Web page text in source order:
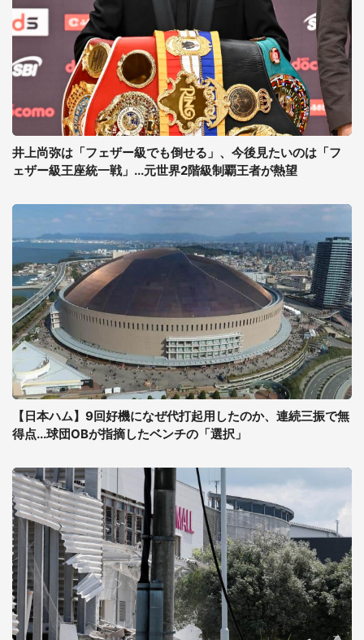
井上尚弥は「フェザー級でも倒せる」、今後見たいのは「フ
ェザー級王座統一戦」...元世界2階級制覇王者が熱望
【日本ハム】9回好機になぜ代打起用したのか、連続三振で無
得点...球団OBが指摘したベンチの「選択」